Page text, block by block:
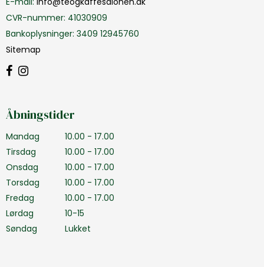
CVR-nummer: 41030909
Bankoplysninger: 3409 12945760
Sitemap
Åbningstider
Mandag
10.00 - 17.00
Tirsdag
10.00 - 17.00
Onsdag
10.00 - 17.00
Torsdag
10.00 - 17.00
Fredag
10.00 - 17.00
Lørdag
10-15
Søndag
Lukket